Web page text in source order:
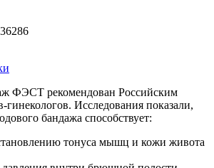
ФЭСТ рекомендован Российским
Исследования показали,
бандажа способствует:
тонуса мышц и кожи живота